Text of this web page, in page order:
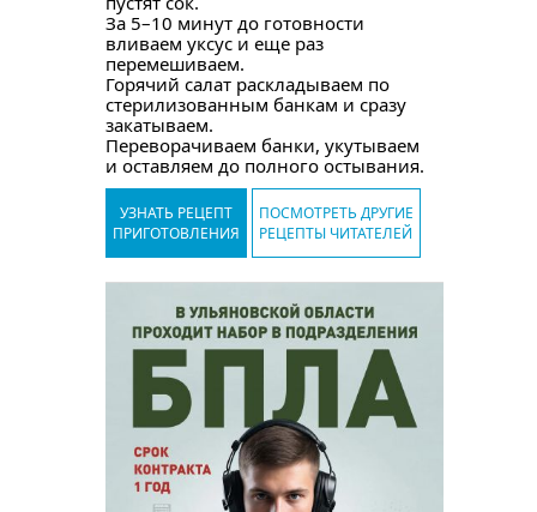
За 5–10 минут до готовности
вливаем уксус и еще раз
перемешиваем.
Горячий салат раскладываем по
стерилизованным банкам и сразу
закатываем.
Переворачиваем банки, укутываем
и оставляем до полного остывания.
УЗНАТЬ РЕЦЕПТ
ПРИГОТОВЛЕНИЯ
ПОСМОТРЕТЬ ДРУГИЕ
РЕЦЕПТЫ ЧИТАТЕЛЕЙ